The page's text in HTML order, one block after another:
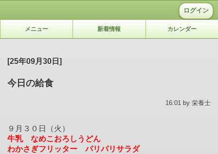
ログイン
メニュー 新着情報 カレンダー
[25年09月30日]
今日の給食
16:01 by 栄養士
９月３０日（火）
牛乳 なめこおろしうどん
わかさぎフリッター パリパリサラダ